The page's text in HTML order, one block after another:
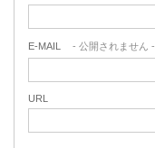
E-MAIL - 公開されません -
URL